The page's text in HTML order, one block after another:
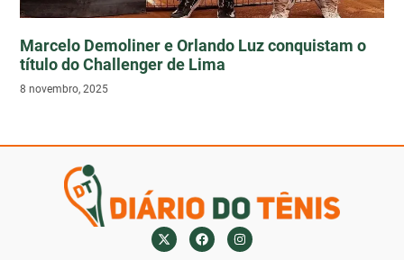
Marcelo Demoliner e Orlando Luz conquistam o
título do Challenger de Lima
8 novembro, 2025